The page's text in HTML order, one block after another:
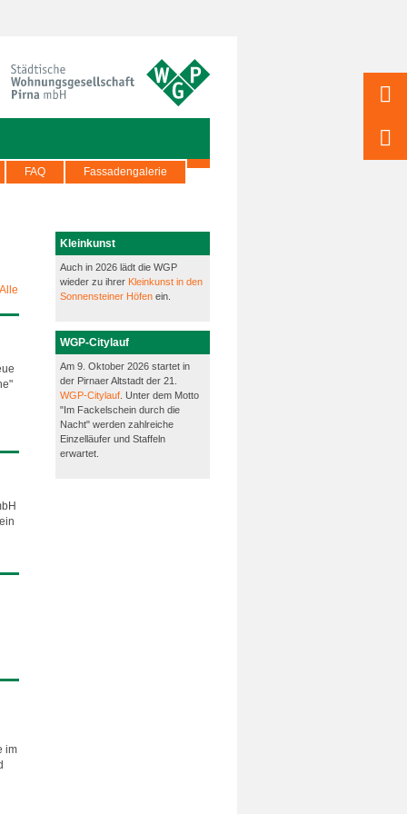
FAQ Fassadengalerie
Alle
im
Kleinkunst
Auch in 2026 lädt die WGP
wieder zu ihrer Kleinkunst in den
Sonnensteiner Höfen ein.
WGP-Citylauf
Am 9. Oktober 2026 startet in
der Pirnaer Altstadt der 21.
WGP-Citylauf . Unter dem Motto
"Im Fackelschein durch die
Nacht" werden zahlreiche
Einzelläufer und Staffeln
erwartet.